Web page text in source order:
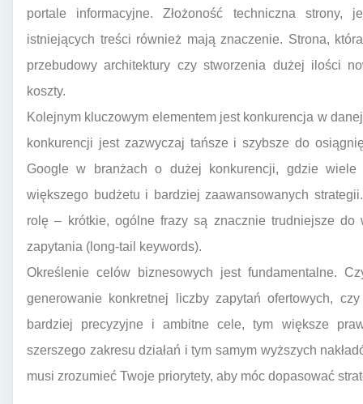
portale informacyjne. Złożoność techniczna
istniejących treści również mają znaczenie. Strona,
przebudowy architektury czy stworzenia dużej ilości
koszty.
Kolejnym kluczowym elementem jest konkurencja w
konkurencji jest zazwyczaj tańsze i szybsze do
Google w branżach o dużej konkurencji, gdzie
większego budżetu i bardziej zaawansowanych
rolę – krótkie, ogólne frazy są znacznie trudniejsze do
zapytania (long-tail keywords).
Określenie celów biznesowych jest fundamentalne.
generowanie konkretnej liczby zapytań ofertowych,
bardziej precyzyjne i ambitne cele, tym większe
szerszego zakresu działań i tym samym wyższych
musi zrozumieć Twoje priorytety, aby móc dopasować